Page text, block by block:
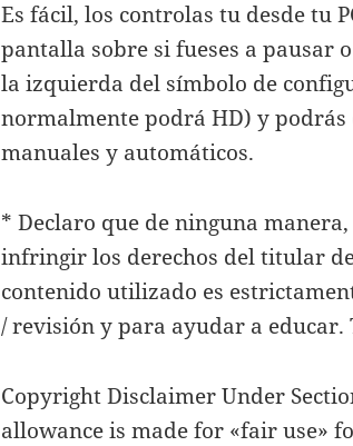
Es fácil, los controlas tu desde tu
pantalla sobre si fueses a pausar
la izquierda del símbolo de
normalmente podrá HD) y
manuales y automáticos.
* Declaro que de ninguna
infringir los derechos del titular
contenido utilizado es
/ revisión y para ayudar a educar.
Copyright Disclaimer Under
allowance is made for «fair use»